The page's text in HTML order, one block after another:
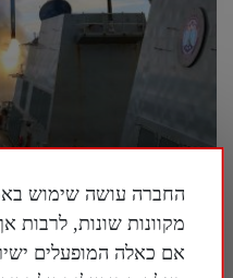
מומחה אמריקני
שנבזבז את התחמושת
החברה עושה שימוש
אם כאלה המופעלים